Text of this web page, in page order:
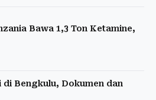
Bawa 1,3 Ton Ketamine,
di Bengkulu, Dokumen dan